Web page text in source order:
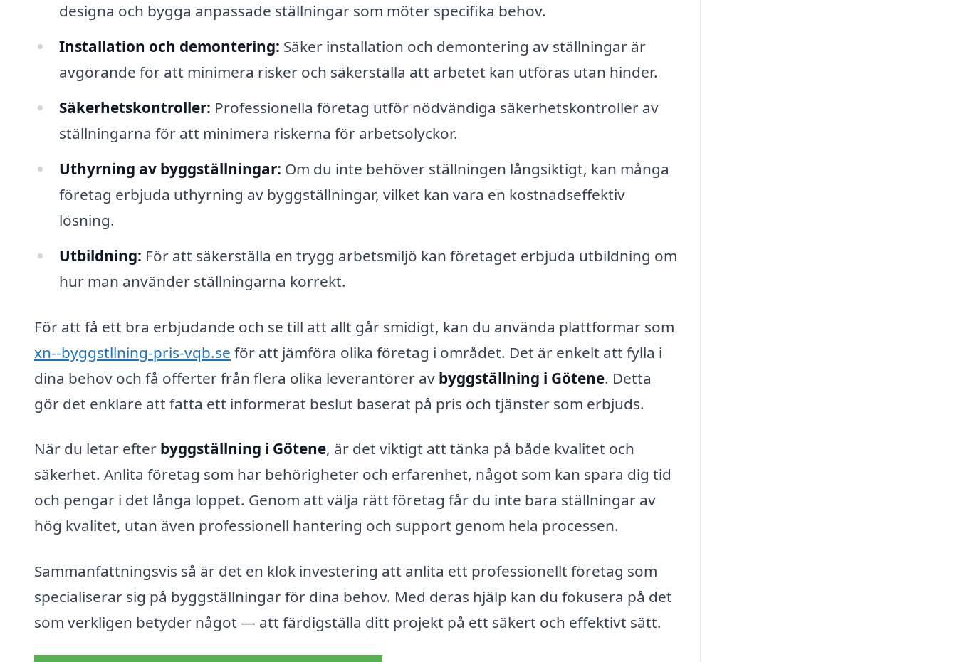
designa och bygga anpassade ställningar som möter specifika behov.
Installation och demontering: Säker installation och demontering av ställningar är
avgörande för att minimera risker och säkerställa att arbetet kan utföras utan hinder.
Säkerhetskontroller: Professionella företag utför nödvändiga säkerhetskontroller av
ställningarna för att minimera riskerna för arbetsolyckor.
Uthyrning av byggställningar: Om du inte behöver ställningen långsiktigt, kan många
företag erbjuda uthyrning av byggställningar, vilket kan vara en kostnadseffektiv
lösning.
Utbildning: För att säkerställa en trygg arbetsmiljö kan företaget erbjuda utbildning om
hur man använder ställningarna korrekt.
För att få ett bra erbjudande och se till att allt går smidigt, kan du använda plattformar som
xn--byggstllning-pris-vqb.se för att jämföra olika företag i området. Det är enkelt att fylla i
dina behov och få offerter från flera olika leverantörer av byggställning i Götene. Detta
gör det enklare att fatta ett informerat beslut baserat på pris och tjänster som erbjuds.
När du letar efter byggställning i Götene, är det viktigt att tänka på både kvalitet och
säkerhet. Anlita företag som har behörigheter och erfarenhet, något som kan spara dig tid
och pengar i det långa loppet. Genom att välja rätt företag får du inte bara ställningar av
hög kvalitet, utan även professionell hantering och support genom hela processen.
Sammanfattningsvis så är det en klok investering att anlita ett professionellt företag som
specialiserar sig på byggställningar för dina behov. Med deras hjälp kan du fokusera på det
som verkligen betyder något — att färdigställa ditt projekt på ett säkert och effektivt sätt.